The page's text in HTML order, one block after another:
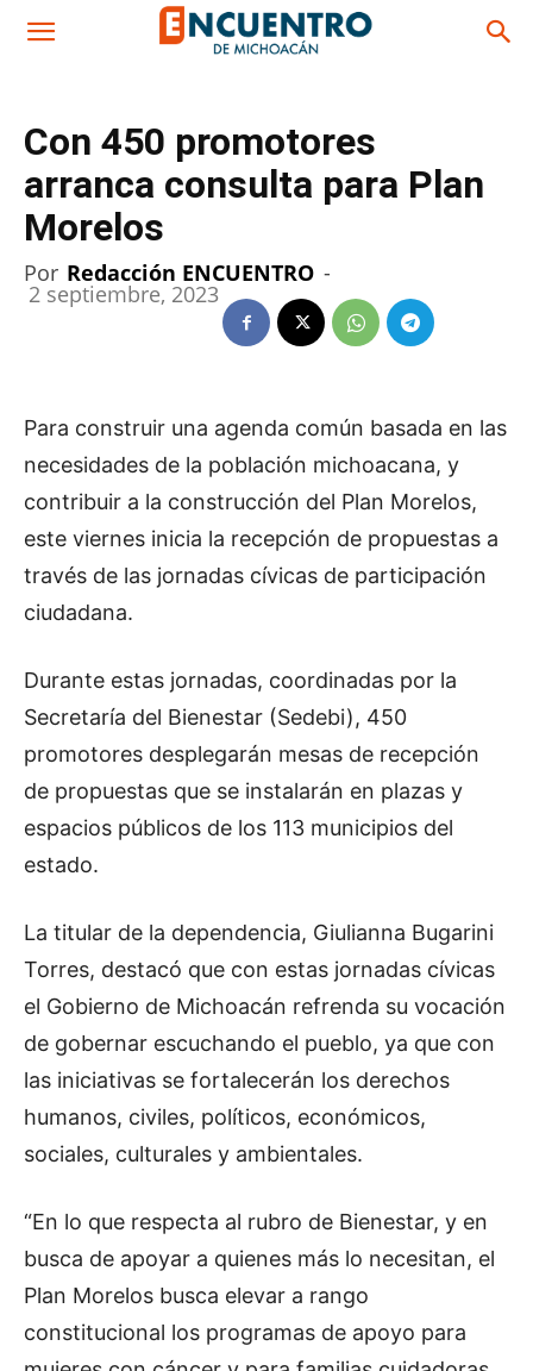
Con 450 promotores
arranca consulta para Plan
Morelos
Por Redacción ENCUENTRO -
2 septiembre, 2023
Para construir una agenda común basada en las
necesidades de la población michoacana, y
contribuir a la construcción del Plan Morelos,
este viernes inicia la recepción de propuestas a
través de las jornadas cívicas de participación
ciudadana.
Durante estas jornadas, coordinadas por la
Secretaría del Bienestar (Sedebi), 450
promotores desplegarán mesas de recepción
de propuestas que se instalarán en plazas y
espacios públicos de los 113 municipios del
estado.
La titular de la dependencia, Giulianna Bugarini
Torres, destacó que con estas jornadas cívicas
el Gobierno de Michoacán refrenda su vocación
de gobernar escuchando el pueblo, ya que con
las iniciativas se fortalecerán los derechos
humanos, civiles, políticos, económicos,
sociales, culturales y ambientales.
“En lo que respecta al rubro de Bienestar, y en
busca de apoyar a quienes más lo necesitan, el
Plan Morelos busca elevar a rango
constitucional los programas de apoyo para